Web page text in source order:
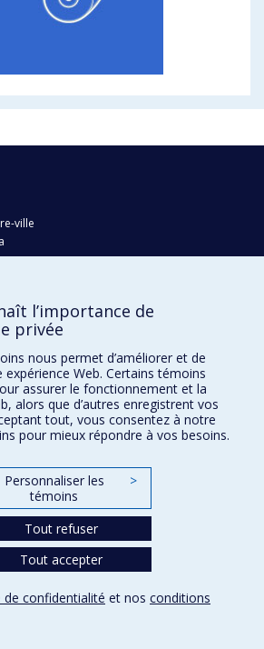
ville
l’importance de
privée
nous permet d’améliorer et de
Web. Certains témoins
assurer le fonctionnement et la
alors que d’autres enregistrent vos
tout, vous consentez à notre
pour mieux répondre à vos besoins.
Personnaliser les
témoins
>
Tout refuser
Tout accepter
de confidentialité et nos conditions